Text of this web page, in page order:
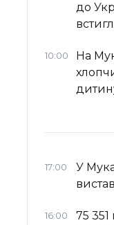
до
10:00
На
17:00
У
16:00
75